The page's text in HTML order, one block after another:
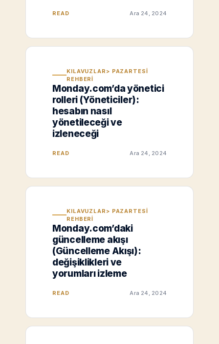
READ Ara 24, 2024
KILAVUZLAR> PAZARTESI
REHBERI
Monday.com’da yönetici
rolleri (Yöneticiler):
hesabın nasıl
yönetileceği ve
izleneceği
READ Ara 24, 2024
KILAVUZLAR> PAZARTESI
REHBERI
Monday.com’daki
güncelleme akışı
(Güncelleme Akışı):
değişiklikleri ve
yorumları izleme
READ Ara 24, 2024